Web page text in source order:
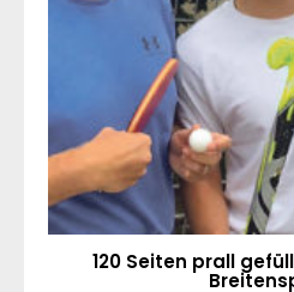
120 Seiten prall